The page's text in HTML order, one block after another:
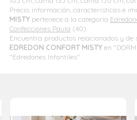
Precio, información, características e
MISTY pertenece a la categoría
Confecciones Paula (40).
Encuentra productos relacionados y
EDREDON CONFORT MISTY en
"Edredones Infantiles".